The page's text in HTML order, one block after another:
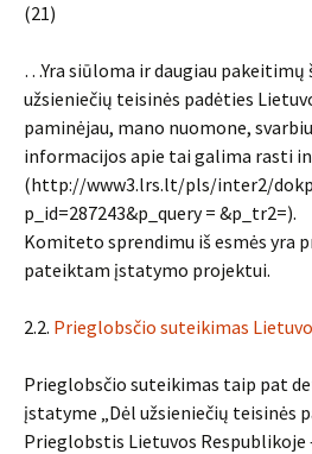
(21)
…Yra siūloma ir daugiau pakeitimų
užsieniečių teisinės padėties
paminėjau, mano nuomone,
informacijos apie tai galima rasti
(http://www3.lrs.lt/pls/inter2/
p_id=287243&p_query = &p_tr2=).
Komiteto sprendimu iš esmės yra
pateiktam įstatymo projektui.
2.2. Prieglobsčio suteikimas
Prieglobsčio suteikimas taip pat
įstatyme „Dėl užsieniečių teisinės
Prieglobstis Lietuvos Respublikoje